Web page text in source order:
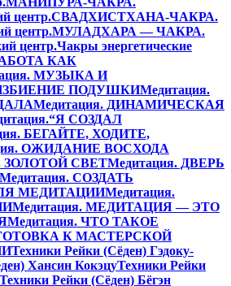
центр.СВАДХИСТХАНА-ЧАКРА.
центр.МУЛАДХАРА — ЧАКРА.
центр.Чакры энергетические
КАК
МУЗЫКА И
ИЗБИЕНИЕ ПОДУШКИМедитация.
Медитация. ДИНАМИЧЕСКАЯ
СОЗДАЛ
БЕГАЙТЕ, ХОДИТЕ,
ОЖИДАНИЕ ВОСХОДА
ЗОЛОТОЙ СВЕТМедитация. ДВЕРЬ
Медитация. СОЗДАТЬ
МЕДИТАЦИИМедитация.
Медитация. МЕДИТАЦИЯ — ЭТО
Медитация. ЧТО ТАКОЕ
К МАСТЕРСКОЙ
Техники Рейки (Сёден) Гэдоку-
Хансин КокэцуТехники Рейки
Техники Рейки (Сёден) Бёгэн